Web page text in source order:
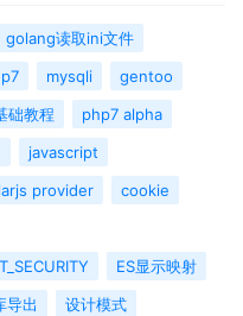
golang读取ini文件
mysqli
gentoo
础教程
php7 alpha
javascript
provider
cookie
ES显示映射
导出 设计模式